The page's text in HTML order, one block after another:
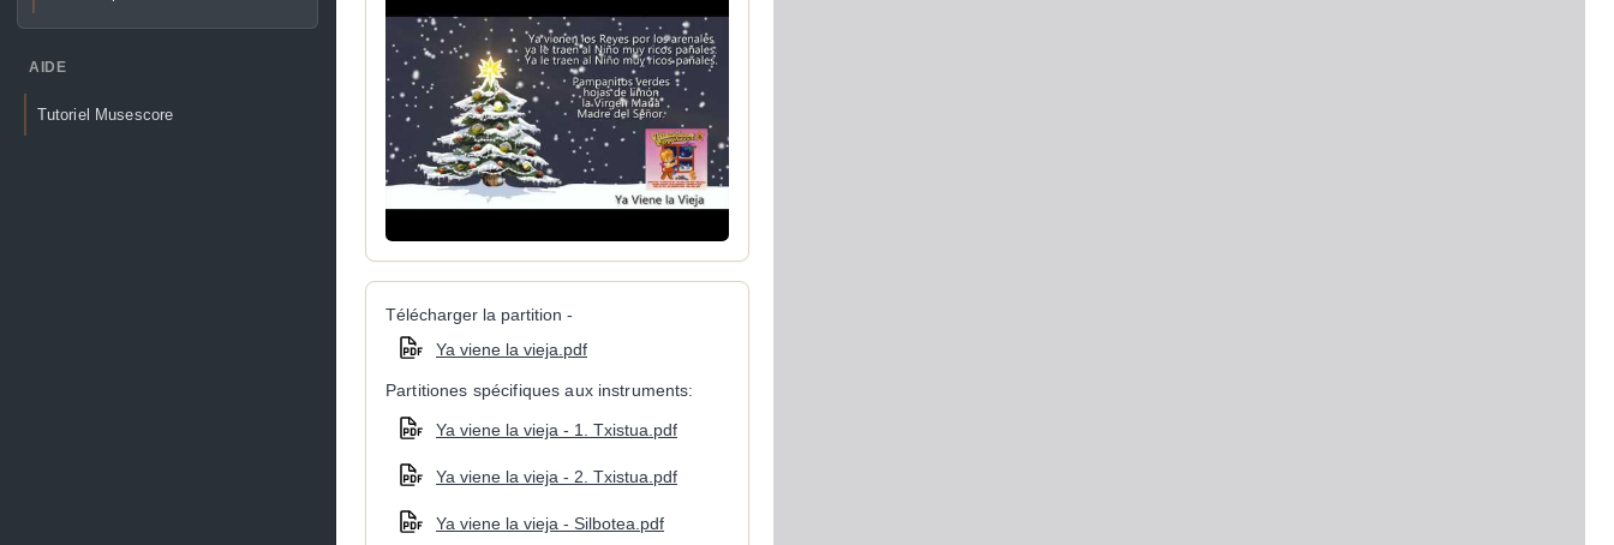
AIDE
Tutoriel Musescore
Télécharger la partition -
Ya viene la vieja.pdf
Partitiones spécifiques aux instruments:
Ya viene la vieja - 1. Txistua.pdf
Ya viene la vieja - 2. Txistua.pdf
Ya viene la vieja - Silbotea.pdf